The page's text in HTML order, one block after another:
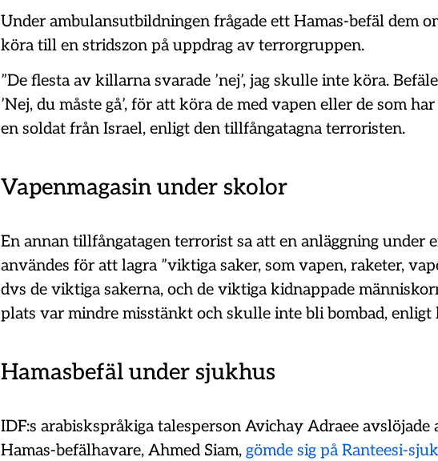
Under ambulansutbildningen frågade ett Hamas-befäl dem
köra till en stridszon på uppdrag av terrorgruppen.
”De flesta av killarna svarade ’nej’, jag skulle inte köra.
’Nej, du måste gå’, för att köra de med vapen eller de som
en soldat från Israel, enligt den tillfångatagna terroristen.
Vapenmagasin under skolor
En annan tillfångatagen terrorist sa att en anläggning under
användes för att lagra ”viktiga saker, som vapen, raketer,
dvs de viktiga sakerna, och de viktiga kidnappade
plats var mindre misstänkt och skulle inte bli bombad, enligt
Hamasbefäl under sjukhus
IDF:s arabiskspråkiga talesperson Avichay Adraee avslöjade
Hamas-befälhavare, Ahmed Siam, gömde sig på Ranteesi-